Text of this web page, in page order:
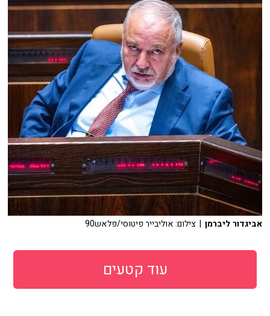
אביגדור ליברמן | צילום: אוליבייר פיטוסי/פלאש90
עוד קטעים